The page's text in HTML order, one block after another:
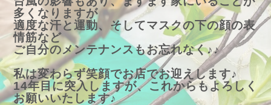
多くなりますが
適度な汗と運動、そしてマスクの下の顔の表
情筋など
ご自分のメンテナンスもお忘れなく♪♪
私は変わらず笑顔でお店でお迎えします♪
14年目に突入しますが、これからもよろしく
お願いいたします♪